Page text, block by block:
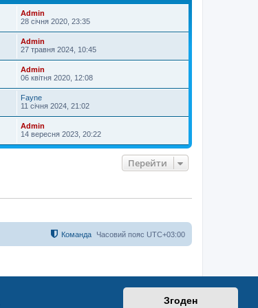
Згоден
Admin
28 січня 2020, 23:35
Admin
27 травня 2024, 10:45
Admin
06 квітня 2020, 12:08
Fayne
11 січня 2024, 21:02
Admin
14 вересня 2023, 20:22
Перейти
Часовий пояс UTC+03:00
Команда